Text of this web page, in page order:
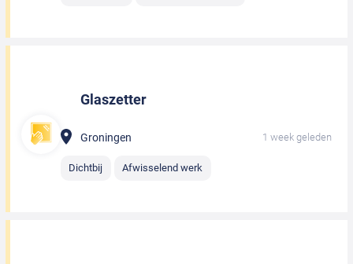
Glaszetter
Groningen 1 week geleden
Dichtbij Afwisselend werk